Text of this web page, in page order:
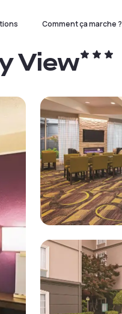
Comment ça marche ?
View